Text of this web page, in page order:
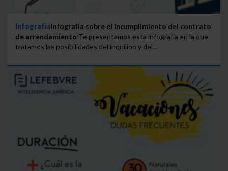
InfografíaInfografía sobre el incumplimiento del contrato
de arrendamiento Te presentamos esta infografía en la que
tratamos las posibilidades del inquilino y del...